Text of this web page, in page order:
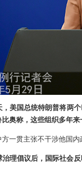
，美国总统特朗普将两
奥称，这些组织多年
一贯主张不干涉他国内
理倡议后，国际社会